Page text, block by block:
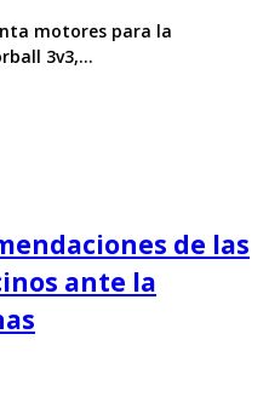
motores para la
3v3,…
de las
ante la